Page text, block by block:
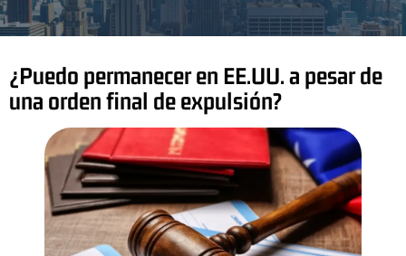
¿Puedo permanecer en EE.UU. a pesar de
una orden final de expulsión?